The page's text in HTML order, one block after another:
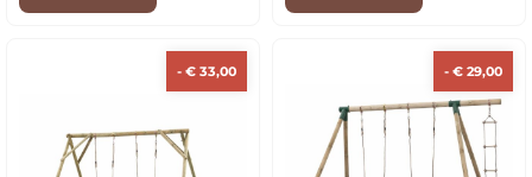
-€ 33,00 -€ 29,00